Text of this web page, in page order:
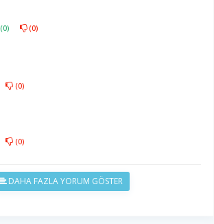
(0) (0)
(0)
(0)
DAHA FAZLA YORUM GÖSTER